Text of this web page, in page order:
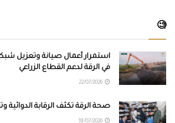
🧐
استمرار أعمال صيانة وتعزيل
في الرقة لدعم القطاع الزراعي
صحة الرقة تكثف الرقابة